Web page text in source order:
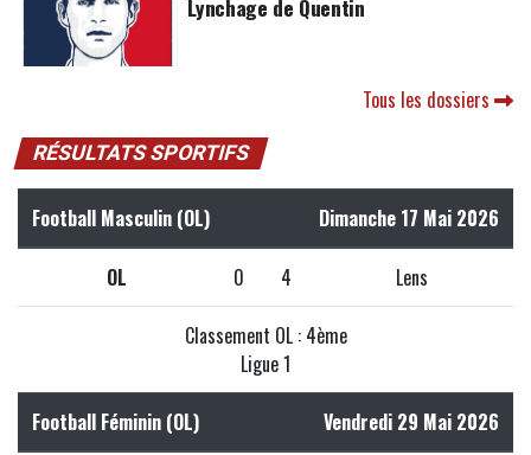
Lynchage de Quentin
Tous les dossiers
RÉSULTATS SPORTIFS
Football Masculin (OL) Dimanche 17 Mai 2026
OL 0 4 Lens
Classement OL : 4ème
Ligue 1
Football Féminin (OL) Vendredi 29 Mai 2026